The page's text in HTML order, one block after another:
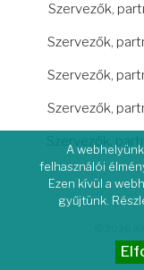
Szervezők,
Szervezők,
Szervezők,
Szervezők,
Szervezők,
A
felhasználói
Ezen kívül a
gyűjtünk.